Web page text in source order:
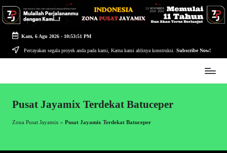
Skip
content
Kam, 6 Agu 2026- 10:53:52 PM
Percayakan segala proyek anda pada kami, Karna kami ahlinya konstruksi. Subscribe Now!
-
Ahlinya
Pusat Jayamix Terdekat Batuceper
Zona Pusat Jayamix » Pusat Jayamix Terdekat Batuceper